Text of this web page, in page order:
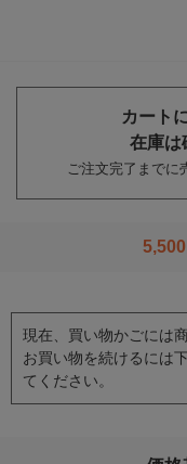
カート
在庫は
ご注文完了までに
現在、買い物かごには
お買い物を続けるには
てください。